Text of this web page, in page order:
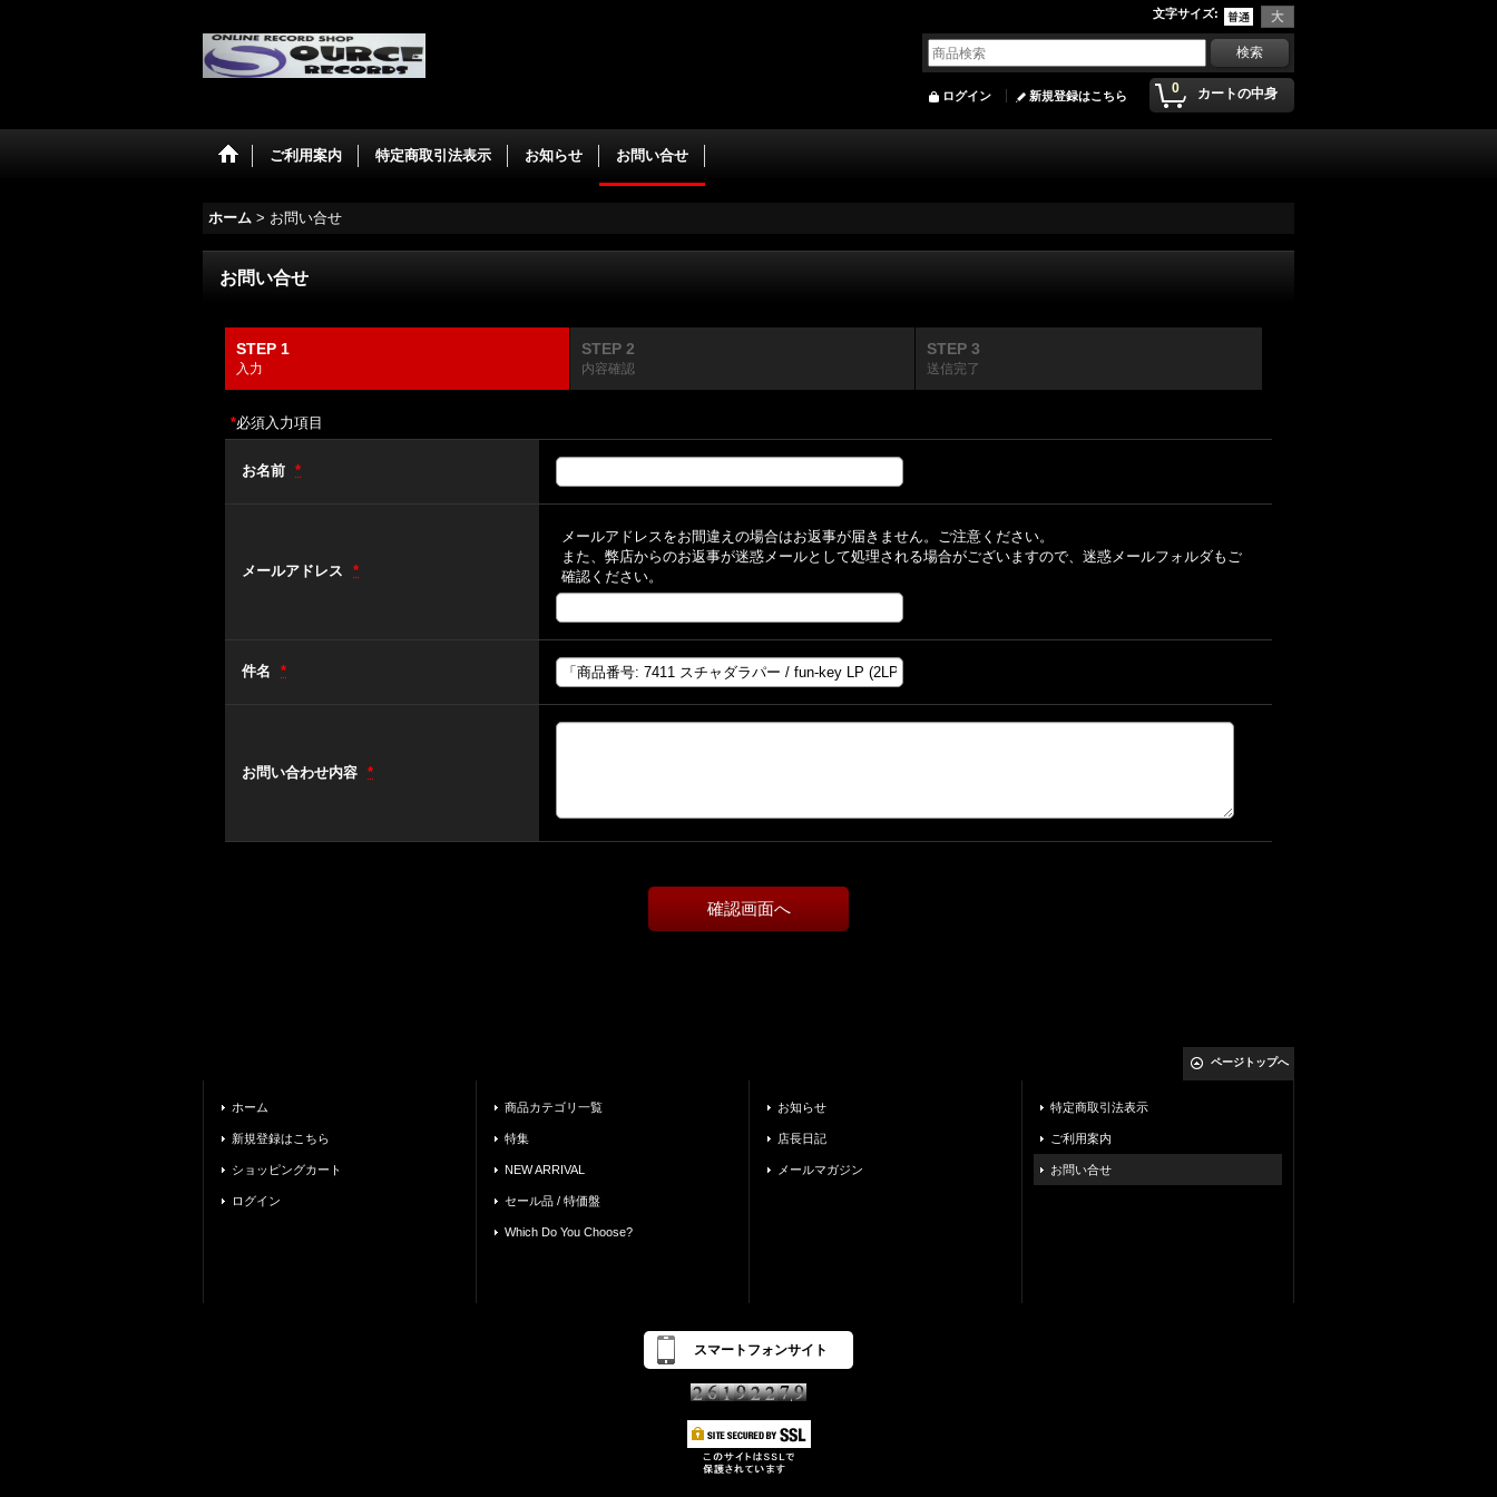
文字サイズ:
0 カートの中身
ログイン 新規登録はこちら
ご利用案内 特定商取引法表示 お知らせ お問い合せ
ホーム > お問い合せ
お問い合せ
STEP 1
入力
STEP 2
内容確認
STEP 3
送信完了
*必須入力項目
お名前 *
メールアドレス *
メールアドレスをお間違えの場合はお返事が届きません。ご注意ください。
また、弊店からのお返事が迷惑メールとして処理される場合がございますので、迷惑メールフォルダもご
確認ください。
件名 *
お問い合わせ内容 *
ページトップへ
ホーム
新規登録はこちら
ショッピングカート
ログイン
商品カテゴリ一覧
特集
NEW ARRIVAL
セール品 / 特価盤
Which Do You Choose?
お知らせ
店長日記
メールマガジン
特定商取引法表示
ご利用案内
お問い合せ
スマートフォンサイト